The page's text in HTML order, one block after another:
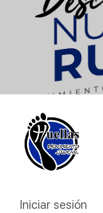
Iniciar sesión